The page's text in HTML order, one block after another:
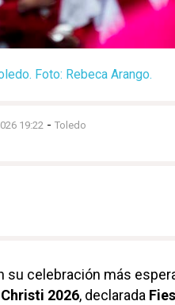
Foto: Rebeca Arango.
19:22 - Toledo
su celebración más
2026, declarada